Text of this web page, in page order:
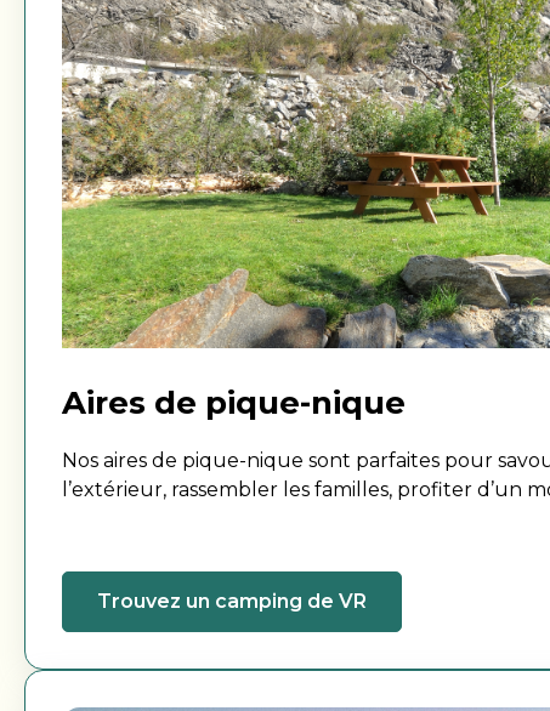
Aires de pique-nique
Nos aires de pique-nique sont parfaites pour
l’extérieur, rassembler les familles, profiter d’un
Trouvez un camping de VR